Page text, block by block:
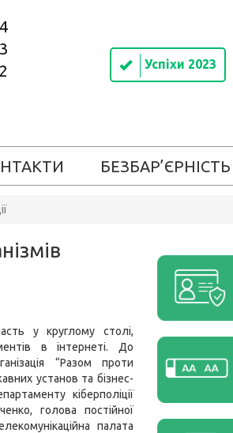
Успіхи 2023
БЕЗБАР’ЄРНІСТЬ
у круглому столі,
в інтернеті. До
“Разом проти
установ та бізнес-
кіберполіції
голова постійної
палата